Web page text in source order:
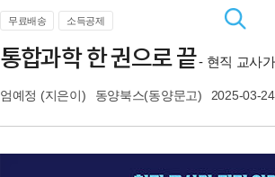
무료배송 소득공제
통합과학 한 권으로 끝- 현직 교사
엄예정 (지은이) 동양북스(동양문고) 2025-03-24